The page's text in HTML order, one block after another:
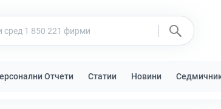
Отчети Статии Новини